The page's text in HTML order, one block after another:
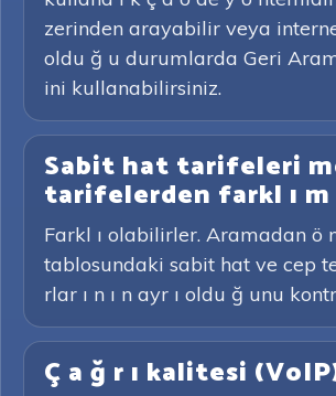
zerinden arayabilir veya
oldu ğ u durumlarda Geri
ini kullanabilirsiniz.
Sabit hat tarifeleri
tarifelerden farkl ı m
Farkl ı olabilirler. Aramadan ö
tablosundaki sabit hat ve cep
rlar ı n ı n ayr ı oldu ğ unu
Ç a ğ r ı kalitesi